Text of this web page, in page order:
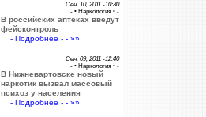
Сен. 10, 2011 -10:30
- • Наркология • -
В российских аптеках введут
фейсконтроль
- Подробнее - - »»
Сен. 09, 2011 -12:40
- • Наркология • -
В Нижневартовске новый
наркотик вызвал массовый
психоз у населения
- Подробнее - - »»